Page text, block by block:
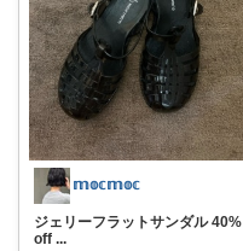
𝕞𝕠𝕔𝕞𝕠𝕔
ジェリーフラットサンダル 40%
off ...